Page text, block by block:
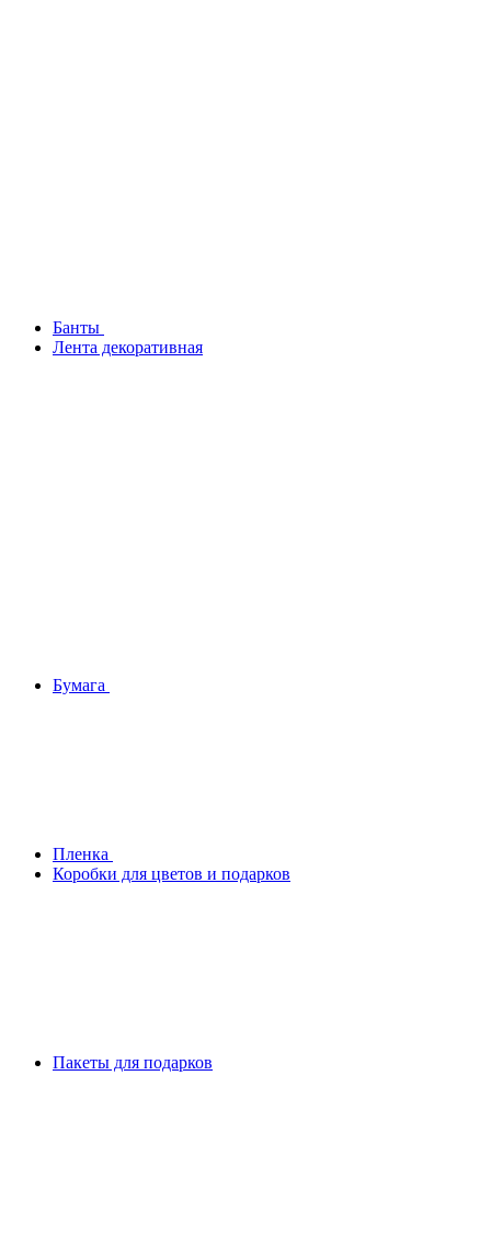
Банты
Лента декоративная
Бумага
Плeнка
Коробки для цветов и подарков
Пакеты для подарков